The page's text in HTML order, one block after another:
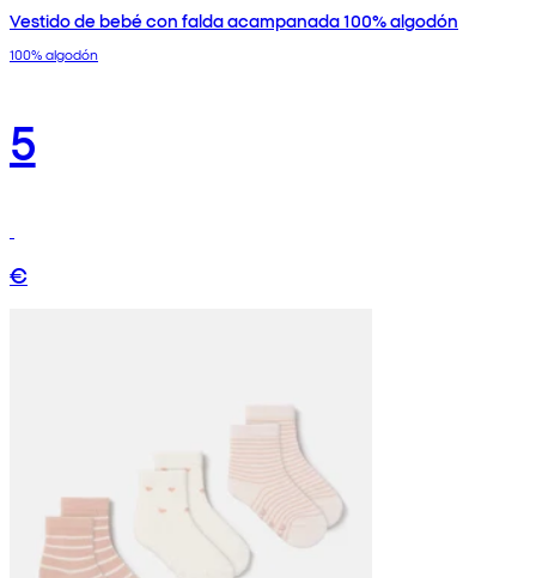
Vestido de bebé con falda acampanada 100% algodón
100% algodón
5
€